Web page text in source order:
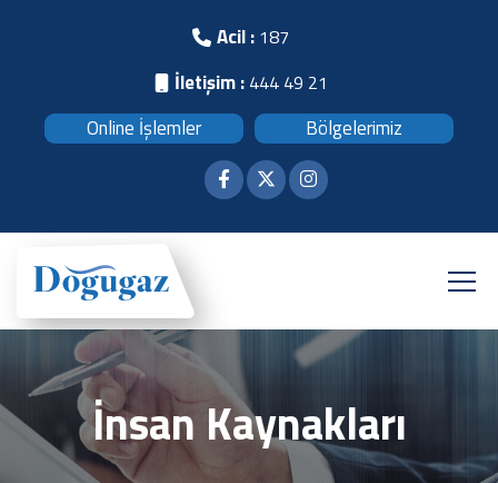
Acil : 187
İletişim : 444 49 21
Online İşlemler Bölgelerimiz
İnsan Kaynakları